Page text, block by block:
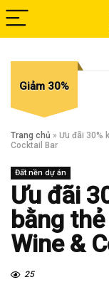
Giảm 30%
Trang chủ » Ưu đãi 30%
Cocktail Bar
Đất nền dự án
Ưu đãi
bằng
Wine &
25